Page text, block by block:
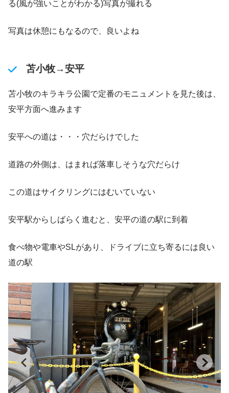
る(風が強いことがわかる)写真が撮れる
写真は休憩にもなるので、良いよね
苫小牧→安平
苫小牧のキラキラ公園で定番のモニュメントを見た後は、
安平方面へ進みます
安平への道は・・・穴だらけでした
道路の外側は、はまれば落車しそうな穴だらけ
この道はサイクリングにはむいていない
安平駅からしばらく進むと、安平の道の駅に到着
食べ物や電車やSLがあり、ドライブに立ち寄るには良い
道の駅